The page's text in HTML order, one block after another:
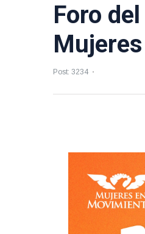
Foro
Post: 3234